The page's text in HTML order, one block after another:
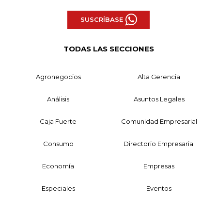
SUSCRÍBASE
TODAS LAS SECCIONES
Agronegocios Alta Gerencia
Análisis Asuntos Legales
Caja Fuerte Comunidad Empresarial
Consumo Directorio Empresarial
Economía Empresas
Especiales Eventos